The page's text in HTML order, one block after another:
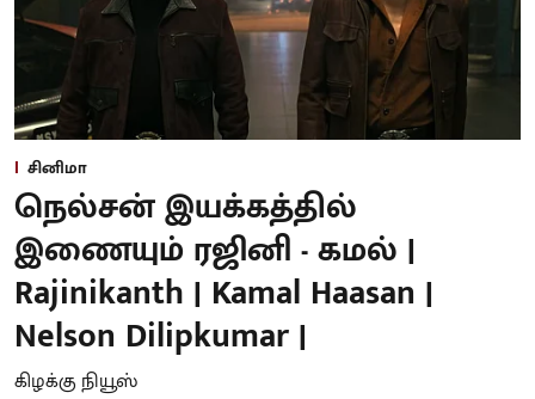
சினிமா
நெல்சன் இயக்கத்தில்
இணையும் ரஜினி - கமல் |
Rajinikanth | Kamal Haasan |
Nelson Dilipkumar |
கிழக்கு நியூஸ்